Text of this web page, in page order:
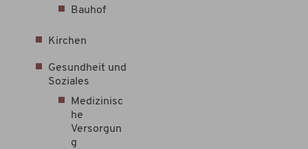
Bauhof
Kirchen
Gesundheit und
Soziales
Medizinisc
he
Versorgun
g